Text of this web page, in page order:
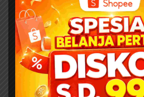
Allah Yang
Pesan Moral
hanya...
SAINSPEDIA
25 Soal dan
tentang Siti
Nabi
untuk Anak SD
dan Mudah